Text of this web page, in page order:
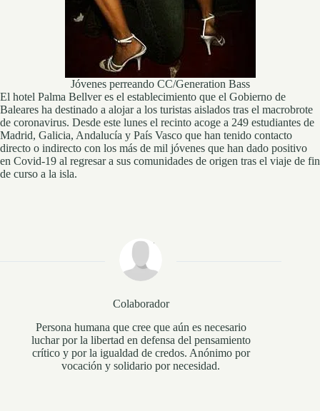
Jóvenes perreando CC/Generation Bass
El hotel Palma Bellver es el establecimiento que el Gobierno de
Baleares ha destinado a alojar a los turistas aislados tras el macrobrote
de coronavirus. Desde este lunes el recinto acoge a 249 estudiantes de
Madrid, Galicia, Andalucía y País Vasco que han tenido contacto
directo o indirecto con los más de mil jóvenes que han dado positivo
en Covid-19 al regresar a sus comunidades de origen tras el viaje de fin
de curso a la isla.
Colaborador
Persona humana que cree que aún es necesario
luchar por la libertad en defensa del pensamiento
crítico y por la igualdad de credos. Anónimo por
vocación y solidario por necesidad.